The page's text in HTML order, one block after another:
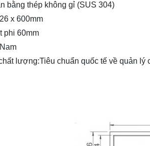
bằng thép không gỉ (SUS 304)
x 600mm
phi 60mm
lượng:Tiêu chuẩn quốc tế về quản